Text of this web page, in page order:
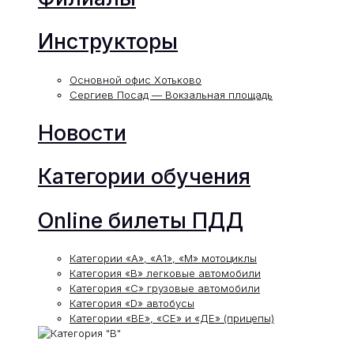
Инструкторы
Основной офис Хотьково
Сергиев Посад — Вокзальная площадь
Новости
Категории обучения
Online билеты ПДД
Категории «А», «А1», «М» мотоциклы
Категория «В» легковые автомобили
Категория «С» грузовые автомобили
Категория «D» автобусы
Категории «ВЕ», «СЕ» и «ДЕ» (прицепы)